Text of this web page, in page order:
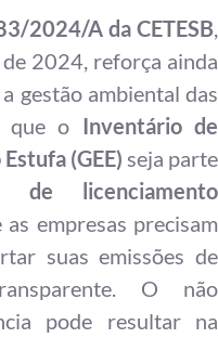
2024/A da CETESB
2024, reforça ainda
gestão ambiental das
que o Inventário de
(GEE) seja parte
de licenciamento
as empresas precisam
suas emissões de
O não
pode resultar na